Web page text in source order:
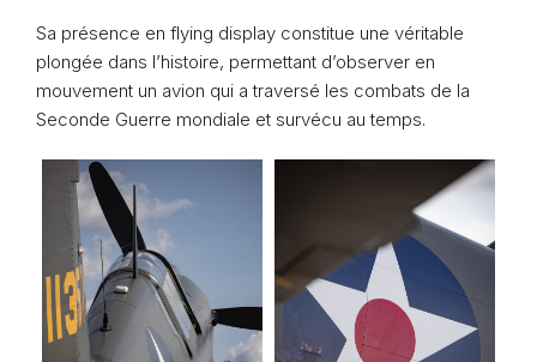
Sa présence en flying display constitue une véritable
plongée dans l’histoire, permettant d’observer en
mouvement un avion qui a traversé les combats de la
Seconde Guerre mondiale et survécu au temps.